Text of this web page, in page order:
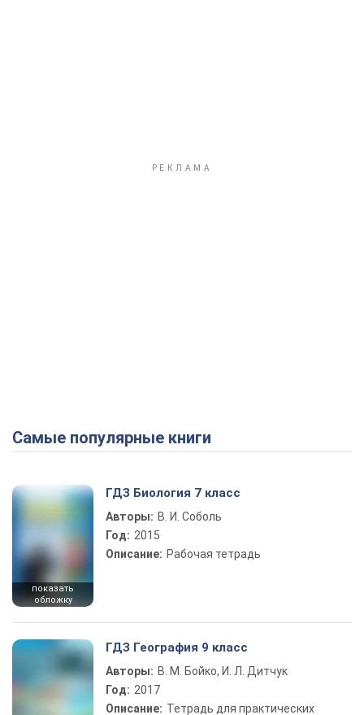
Самые популярные книги
показать
обложку
ГДЗ Биология 7 класс
Авторы: В. И. Соболь
Год: 2015
Описание: Рабочая тетрадь
ГДЗ География 9 класс
Авторы: В. М. Бойко, И. Л. Дитчук
Год: 2017
Описание: Тетрадь для практических